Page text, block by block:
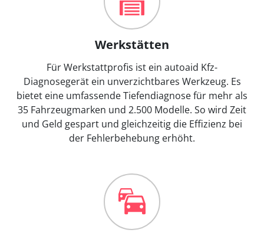
Werkstätten
Für Werkstattprofis ist ein autoaid Kfz-
Diagnosegerät ein unverzichtbares Werkzeug. Es
bietet eine umfassende Tiefendiagnose für mehr als
35 Fahrzeugmarken und 2.500 Modelle. So wird Zeit
und Geld gespart und gleichzeitig die Effizienz bei
der Fehlerbehebung erhöht.